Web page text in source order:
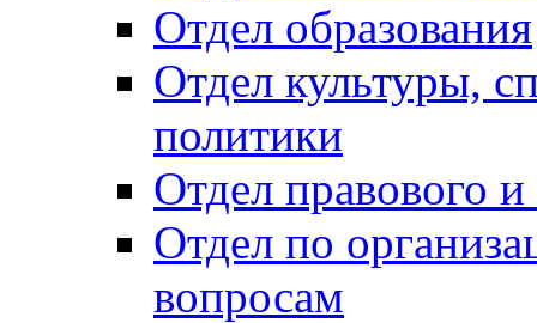
Отдел образования
Отдел культуры,
политики
Отдел правового
Отдел по
вопросам